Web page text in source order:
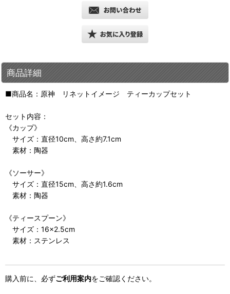
商品詳細
■商品名：原神 リネットイメージ ティーカップセット
セット内容：
《カップ》
サイズ：直径10cm、高さ約7.1cm
素材：陶器
《ソーサー》
サイズ：直径15cm、高さ約1.6cm
素材：陶器
《ティースプーン》
サイズ：16×2.5cm
素材：ステンレス
購入前に、必ずご利用案内をご確認ください。